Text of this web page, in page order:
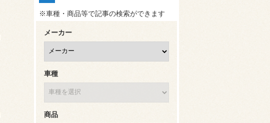
※車種・商品等で記事の検索ができます
メーカー
車種
商品